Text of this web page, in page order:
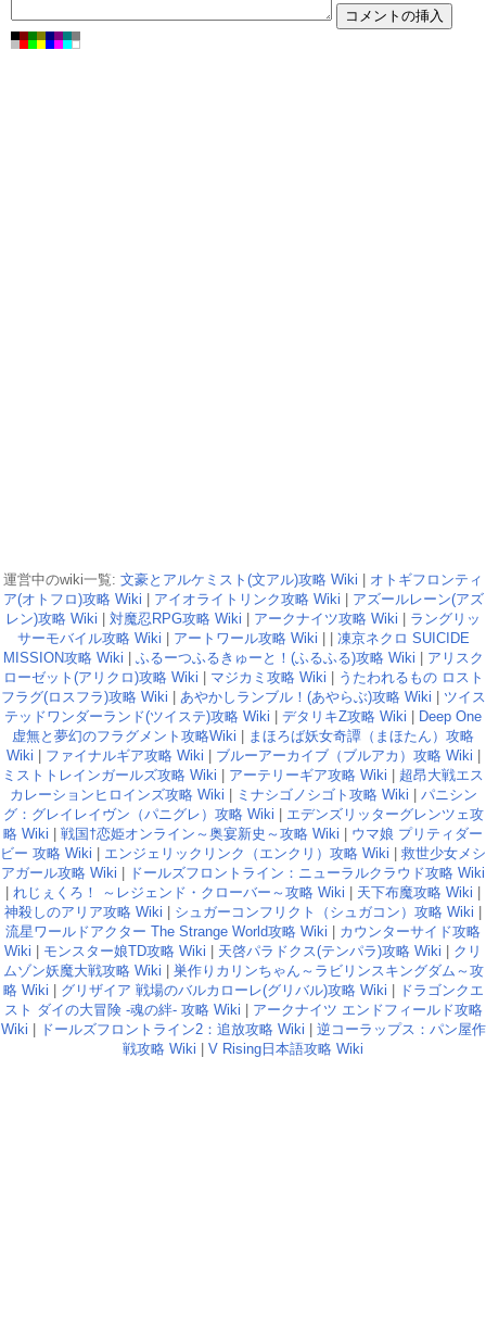
運営中のwiki一覧: 文豪とアルケミスト(文アル)攻略 Wiki | オトギフロンティ
ア(オトフロ)攻略 Wiki | アイオライトリンク攻略 Wiki | アズールレーン(アズ
レン)攻略 Wiki | 対魔忍RPG攻略 Wiki | アークナイツ攻略 Wiki | ラングリッ
サーモバイル攻略 Wiki | アートワール攻略 Wiki | | 凍京ネクロ SUICIDE
MISSION攻略 Wiki | ふるーつふるきゅーと！(ふるふる)攻略 Wiki | アリスク
ローゼット(アリクロ)攻略 Wiki | マジカミ攻略 Wiki | うたわれるもの ロスト
フラグ(ロスフラ)攻略 Wiki | あやかしランブル！(あやらぶ)攻略 Wiki | ツイス
テッドワンダーランド(ツイステ)攻略 Wiki | デタリキZ攻略 Wiki | Deep One
虚無と夢幻のフラグメント攻略Wiki | まほろば妖女奇譚（まほたん）攻略
Wiki | ファイナルギア攻略 Wiki | ブルーアーカイブ（ブルアカ）攻略 Wiki |
ミストトレインガールズ攻略 Wiki | アーテリーギア攻略 Wiki | 超昂大戦エス
カレーションヒロインズ攻略 Wiki | ミナシゴノシゴト攻略 Wiki | パニシン
グ：グレイレイヴン（パニグレ）攻略 Wiki | エデンズリッターグレンツェ攻
略 Wiki | 戦国†恋姫オンライン～奥宴新史～攻略 Wiki | ウマ娘 プリティダー
ビー 攻略 Wiki | エンジェリックリンク（エンクリ）攻略 Wiki | 救世少女メシ
アガール攻略 Wiki | ドールズフロントライン：ニューラルクラウド攻略 Wiki
| れじぇくろ！ ～レジェンド・クローバー～攻略 Wiki | 天下布魔攻略 Wiki |
神殺しのアリア攻略 Wiki | シュガーコンフリクト（シュガコン）攻略 Wiki |
流星ワールドアクター The Strange World攻略 Wiki | カウンターサイド攻略
Wiki | モンスター娘TD攻略 Wiki | 天啓パラドクス(テンパラ)攻略 Wiki | クリ
ムゾン妖魔大戦攻略 Wiki | 巣作りカリンちゃん～ラビリンスキングダム～攻
略 Wiki | グリザイア 戦場のバルカローレ(グリバル)攻略 Wiki | ドラゴンクエ
スト ダイの大冒険 -魂の絆- 攻略 Wiki | アークナイツ エンドフィールド攻略
Wiki | ドールズフロントライン2：追放攻略 Wiki | 逆コーラップス：パン屋作
戦攻略 Wiki | V Rising日本語攻略 Wiki